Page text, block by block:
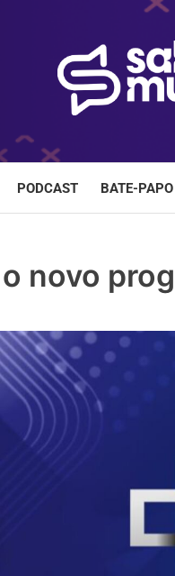
PODCAST BATE-PAPO
novo